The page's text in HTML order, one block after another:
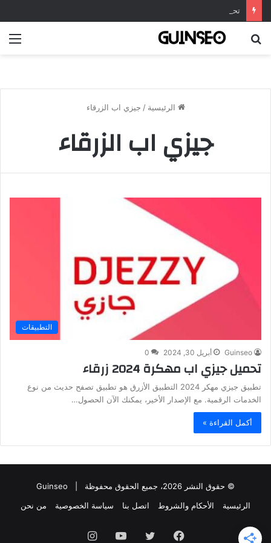
الرئيسية / جيزي اب الزرقاء
جيزي اب الزرقاء
التطبيقات
Guinseo أبريل 30, 2024 0
تحميل جيزي اب مهكرة 2024 زرقاء
تطبيق جيزي مهكر 2024 التطبيق الأزرق هو تطبيق تصفح حديث من نوع
الخدمات الرقمية. مع الإصدار الأخير، يمكنك الآن الحصول…
أكمل القراءة »
© حقوق النشر 2026، جميع الحقوق محفوظة |
Guinseo
الرئيسية
الأحكام والشروط اتصل بنا سياسة الخصوصية من نحن
فيسبوك تويتر يوتيوبانستقرام